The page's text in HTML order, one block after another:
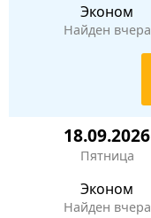
Эконом
Найден вчера
18.09.2026
Пятница
Эконом
Найден вчера